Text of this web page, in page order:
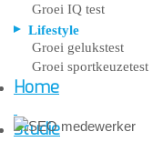
Groei IQ test
Lifestyle
Groei gelukstest
Groei sportkeuzetest
Home
Studie